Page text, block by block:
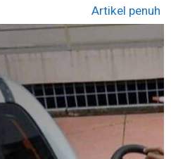
Artikel penuh